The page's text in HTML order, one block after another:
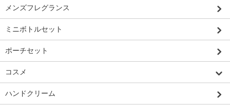
メンズフレグランス
ミニボトルセット
ポーチセット
コスメ
ハンドクリーム